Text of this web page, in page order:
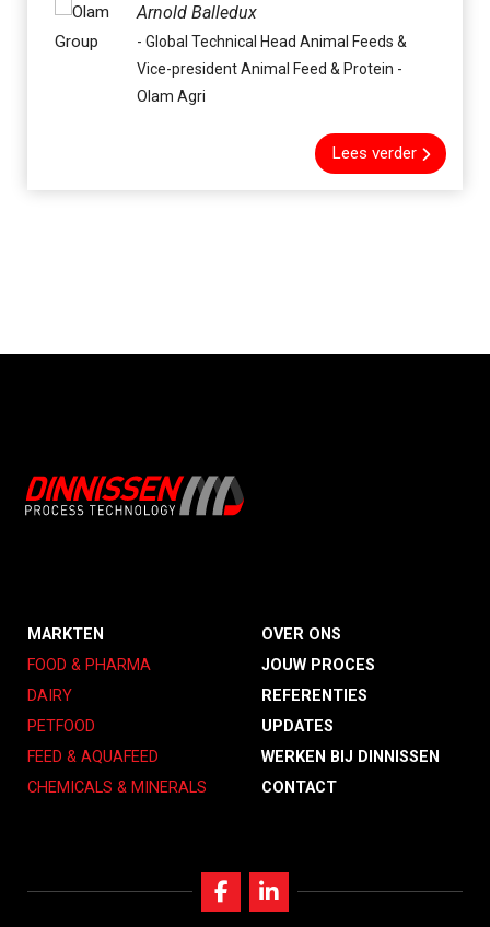
Arnold Balledux
- Global Technical Head Animal Feeds &
Vice-president Animal Feed & Protein -
Olam Agri
Lees verder
MARKTEN
FOOD & PHARMA
DAIRY
PETFOOD
FEED & AQUAFEED
CHEMICALS & MINERALS
OVER ONS
JOUW PROCES
REFERENTIES
UPDATES
WERKEN BIJ DINNISSEN
CONTACT